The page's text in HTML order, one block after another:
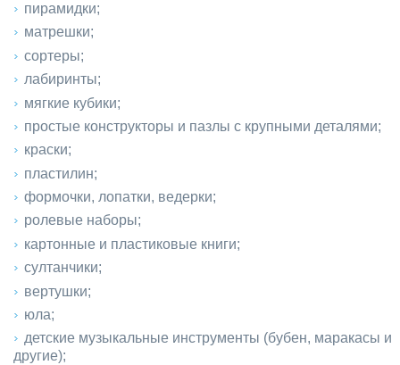
пирамидки;
матрешки;
сортеры;
лабиринты;
мягкие кубики;
простые конструкторы и пазлы с крупными деталями;
краски;
пластилин;
формочки, лопатки, ведерки;
ролевые наборы;
картонные и пластиковые книги;
султанчики;
вертушки;
юла;
детские музыкальные инструменты (бубен, маракасы и
другие);